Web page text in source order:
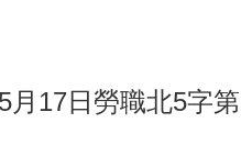
月17日勞職北5字